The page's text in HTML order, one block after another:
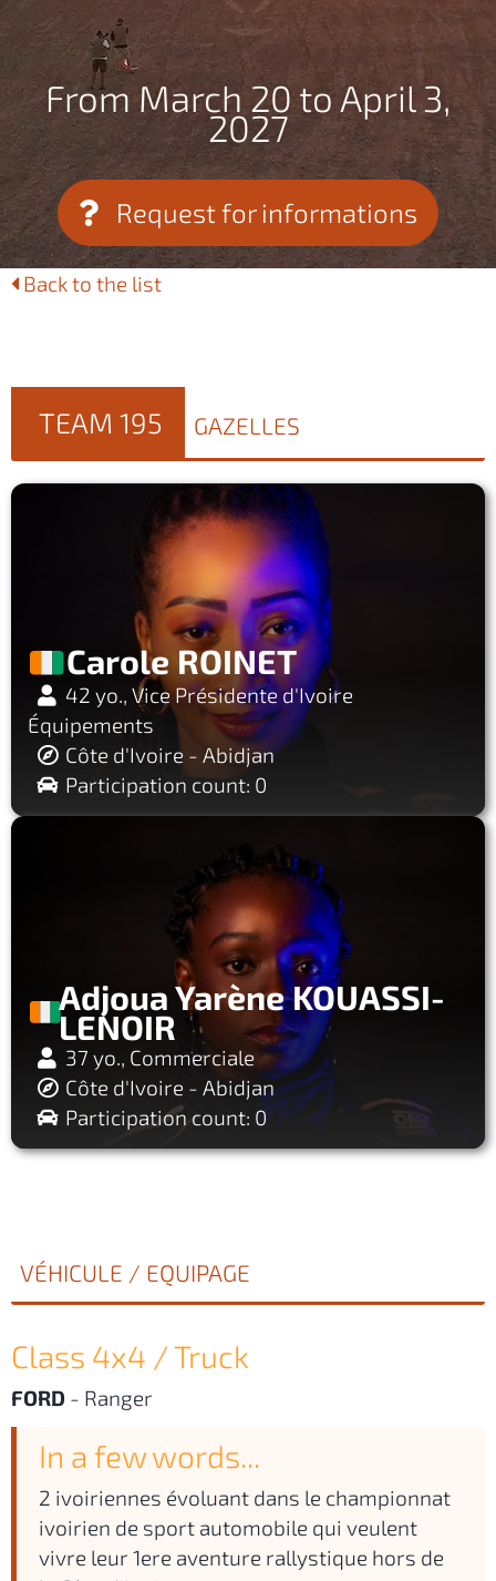
From March 20 to April 3,
2027
Request for informations
Back to the list
TEAM 195 GAZELLES
Carole ROINET
42 yo., Vice Présidente d'Ivoire
Équipements
Côte d'Ivoire - Abidjan
Participation count: 0
Adjoua Yarène KOUASSI-
LENOIR
37 yo., Commerciale
Côte d'Ivoire - Abidjan
Participation count: 0
VÉHICULE / EQUIPAGE
Class 4x4 / Truck
FORD - Ranger
In a few words...
2 ivoiriennes évoluant dans le championnat
ivoirien de sport automobile qui veulent
vivre leur 1ere aventure rallystique hors de